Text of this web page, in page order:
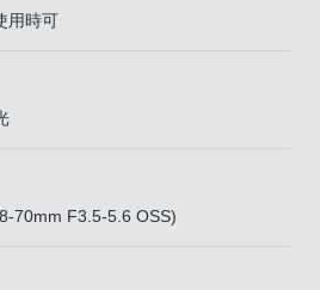
用時可
70mm F3.5-5.6 OSS)